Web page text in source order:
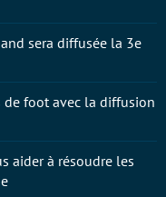
sera diffusée la 3e
de foot avec la diffusion
aider à résoudre les